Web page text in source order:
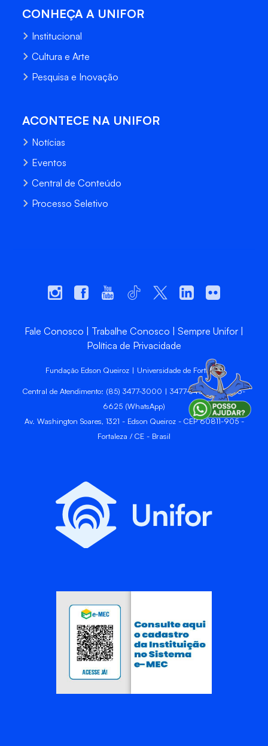
CONHEÇA A UNIFOR
Institucional
Cultura e Arte
Pesquisa e Inovação
ACONTECE NA UNIFOR
Notícias
Eventos
Central de Conteúdo
Processo Seletivo
Fale Conosco Trabalhe Conosco
Sempre Unifor
Política de Privacidade
Fundação Edson Queiroz | Universidade de Fortaleza
Central de Atendimento: (85) 3477-3000 | 3477-3400 | 99246-
6625 (WhatsApp)
Av. Washington Soares, 1321 - Edson Queiroz - CEP 60811-905 -
Fortaleza / CE - Brasil